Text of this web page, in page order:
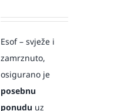
Esof – svježe i
zamrznuto,
osigurano je
posebnu
ponudu uz